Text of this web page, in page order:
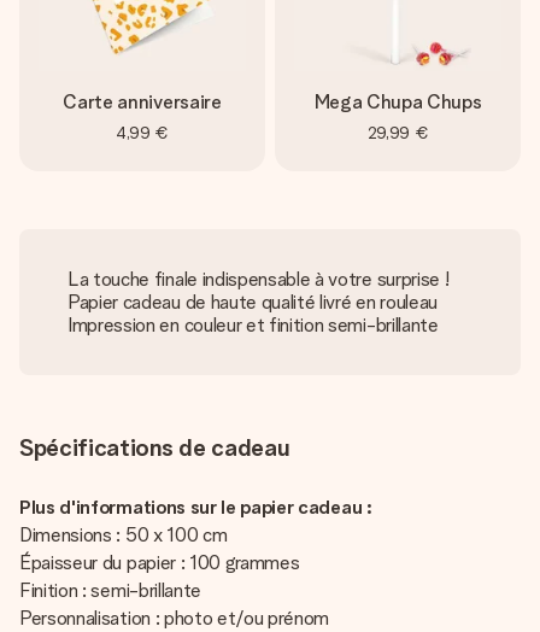
Carte anniversaire
4,99 €
Mega Chupa Chups
29,99 €
La touche finale indispensable à votre surprise !
Papier cadeau de haute qualité livré en rouleau
Impression en couleur et finition semi-brillante
Spécifications de cadeau
Plus d'informations sur le papier cadeau :
Dimensions : 50 x 100 cm
Épaisseur du papier : 100 grammes
Finition : semi-brillante
Personnalisation : photo et/ou prénom